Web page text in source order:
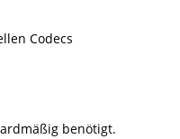
Codecs
benötigt.